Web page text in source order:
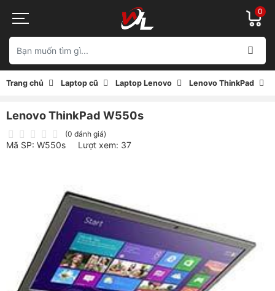
0
Trang chủ Laptop cũ Laptop Lenovo Lenovo ThinkPad
Lenovo ThinkPad W550s
(0 đánh giá)
Mã SP: W550s Lượt xem: 37